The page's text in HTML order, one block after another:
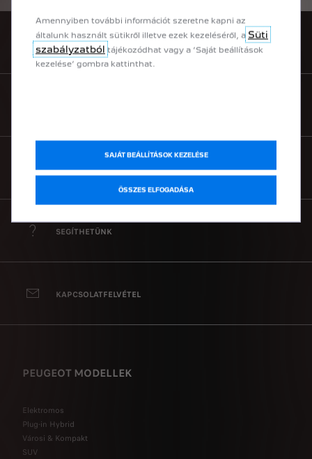
KÍNÁLATUNK
TESZTVEZETÉS
SEGÍTHETÜNK
KAPCSOLATFELVÉTEL
PEUGEOT MODELLEK
Elektromos
Plug-in Hybrid
Városi & Kompakt
SUV
Amennyiben további információt szeretne kapni az
általunk használt sütikről illetve ezek kezeléséről, a Süti
szabályzatból tájékozódhat vagy a ’Saját beállítások
kezelése’ gombra kattinthat.
SAJÁT BEÁLLÍTÁSOK KEZELÉSE
ÖSSZES ELFOGADÁSA